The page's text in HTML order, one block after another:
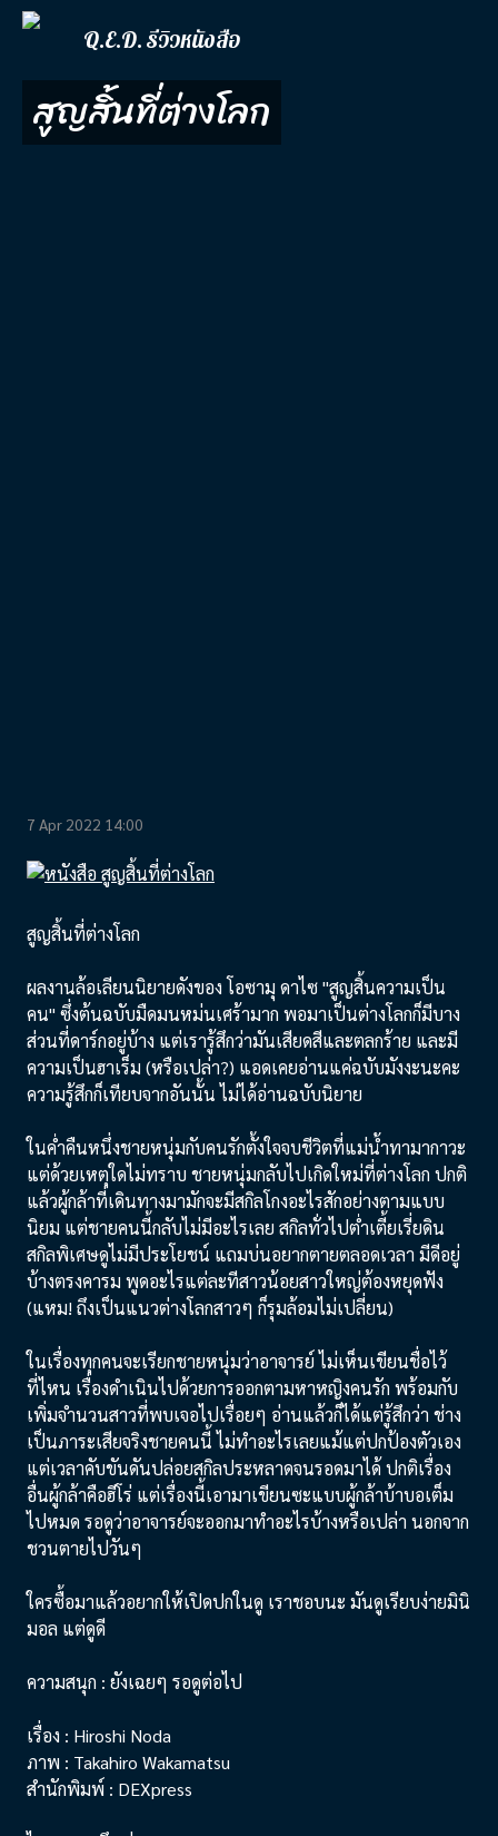
Q.E.D. รีวิวหนังสือ
สูญสิ้นที่ต่างโลก
7 Apr 2022 14:00
สูญสิ้นที่ต่างโลก
ผลงานล้อเลียนนิยายดังของ โอซามุ ดาไซ "สูญสิ้นความเป็น
คน" ซึ่งต้นฉบับมืดมนหม่นเศร้ามาก พอมาเป็นต่างโลกก็มีบาง
ส่วนที่ดาร์กอยู่บ้าง แต่เรารู้สึกว่ามันเสียดสีและตลกร้าย และมี
ความเป็นฮาเร็ม (หรือเปล่า?) แอดเคยอ่านแค่ฉบับมังงะนะคะ
ความรู้สึกก็เทียบจากอันนั้น ไม่ได้อ่านฉบับนิยาย
ในค่ำคืนหนึ่งชายหนุ่มกับคนรักตั้งใจจบชีวิตที่แม่น้ำทามากาวะ
แต่ด้วยเหตุใดไม่ทราบ ชายหนุ่มกลับไปเกิดใหม่ที่ต่างโลก ปกติ
แล้วผู้กล้าที่เดินทางมามักจะมีสกิลโกงอะไรสักอย่างตามแบบ
นิยม แต่ชายคนนี้กลับไม่มีอะไรเลย สกิลทั่วไปต่ำเตี้ยเรี่ยดิน
สกิลพิเศษดูไม่มีประโยชน์ แถมบ่นอยากตายตลอดเวลา มีดีอยู่
บ้างตรงคารม พูดอะไรแต่ละทีสาวน้อยสาวใหญ่ต้องหยุดฟัง
(แหม! ถึงเป็นแนวต่างโลกสาวๆ ก็รุมล้อมไม่เปลี่ยน)
ในเรื่องทุกคนจะเรียกชายหนุ่มว่าอาจารย์ ไม่เห็นเขียนชื่อไว้
ที่ไหน เรื่องดำเนินไปด้วยการออกตามหาหญิงคนรัก พร้อมกับ
เพิ่มจำนวนสาวที่พบเจอไปเรื่อยๆ อ่านแล้วก็ได้แต่รู้สึกว่า ช่าง
เป็นภาระเสียจริงชายคนนี้ ไม่ทำอะไรเลยแม้แต่ปกป้องตัวเอง
แต่เวลาคับขันดันปล่อยสกิลประหลาดจนรอดมาได้ ปกติเรื่อง
อื่นผู้กล้าคือฮีโร่ แต่เรื่องนี้เอามาเขียนซะแบบผู้กล้าบ้าบอเต็ม
ไปหมด รอดูว่าอาจารย์จะออกมาทำอะไรบ้างหรือเปล่า นอกจาก
ชวนตายไปวันๆ
ใครซื้อมาแล้วอยากให้เปิดปกในดู เราชอบนะ มันดูเรียบง่ายมินิ
มอล แต่ดูดี
ความสนุก : ยังเฉยๆ รอดูต่อไป
เรื่อง : Hiroshi Noda
ภาพ : Takahiro Wakamatsu
สำนักพิมพ์ : DEXpress